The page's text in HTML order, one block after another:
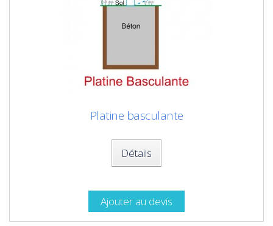
Platine basculante
Détails
Ajouter au devis